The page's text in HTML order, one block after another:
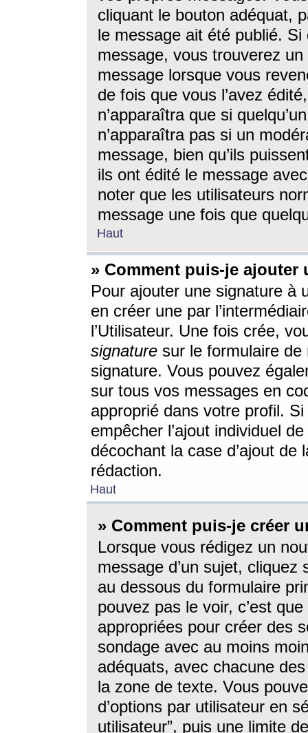
cliquant le bouton adéquat,
le message ait été publié. Si
message, vous trouverez
message lorsque vous
de fois que vous l’avez
n’apparaîtra que si
n’apparaîtra pas si un
message, bien qu’ils
ils ont édité le message
noter que les utilisateurs
message une fois que
Haut
» Comment puis-je ajouter
Pour ajouter une signature à
en créer une par
l’Utilisateur. Une fois crée,
signature sur le formulaire de
signature. Vous pouvez
sur tous vos messages en
approprié dans votre profil.
empêcher l’ajout individuel
décochant la case d’ajout
rédaction.
Haut
» Comment puis-je créer
Lorsque vous rédigez un
message d’un sujet, cliquez
au dessous du formulaire
pouvez pas le voir, c’est
appropriées pour créer des
sondage avec au moins
adéquats, avec chacune
la zone de texte. Vous
d’options par utilisateur en
utilisateur”, puis une limite